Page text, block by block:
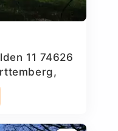
11 74626